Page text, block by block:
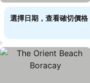
選擇日期，查看確切價格